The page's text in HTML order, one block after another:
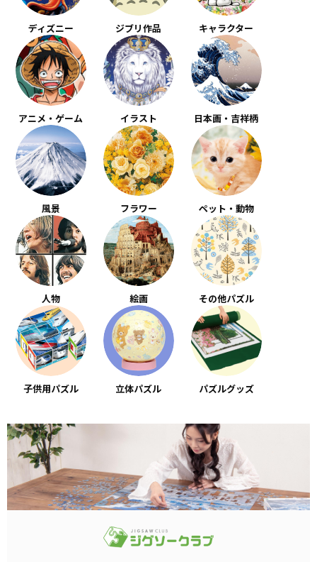
ディズニー ジブリ作品 キャラクター
アニメ・ゲーム イラスト 日本画・吉祥柄
風景 フラワー ペット・動物
人物 絵画 その他パズル
子供用パズル 立体パズル パズルグッズ